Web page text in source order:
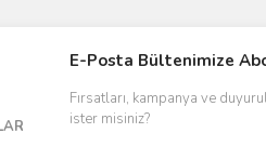
E-Posta Bültenimize
Fırsatları, kampanya ve
ister misiniz?